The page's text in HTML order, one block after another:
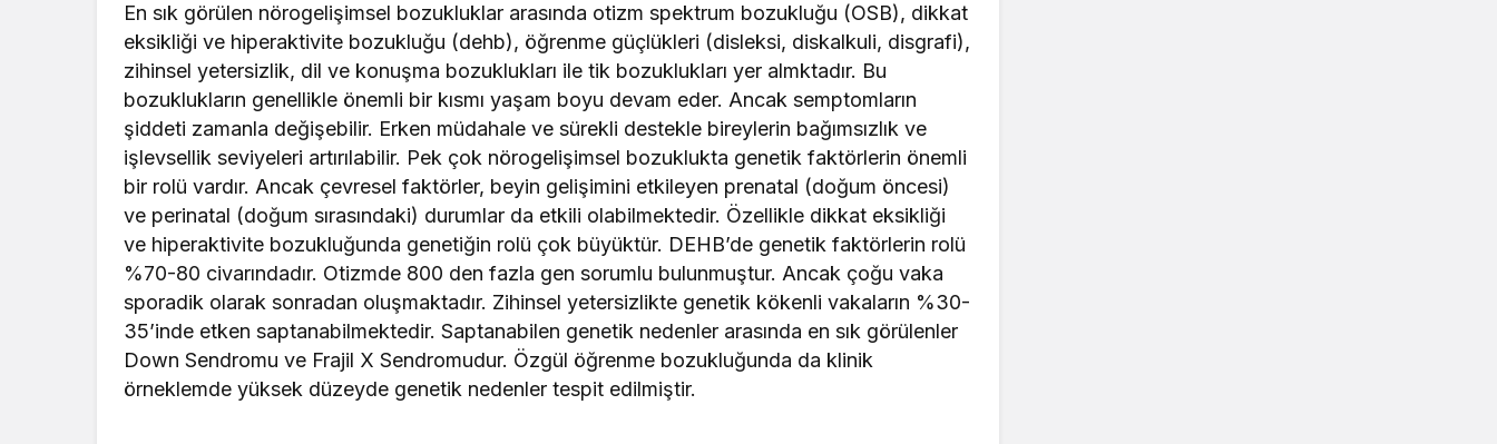
En sık görülen nörogelişimsel bozukluklar arasında otizm spektrum bozukluğu (OSB), dikkat
eksikliği ve hiperaktivite bozukluğu (dehb), öğrenme güçlükleri (disleksi, diskalkuli, disgrafi),
zihinsel yetersizlik, dil ve konuşma bozuklukları ile tik bozuklukları yer almktadır. Bu
bozuklukların genellikle önemli bir kısmı yaşam boyu devam eder. Ancak semptomların
şiddeti zamanla değişebilir. Erken müdahale ve sürekli destekle bireylerin bağımsızlık ve
işlevsellik seviyeleri artırılabilir. Pek çok nörogelişimsel bozuklukta genetik faktörlerin önemli
bir rolü vardır. Ancak çevresel faktörler, beyin gelişimini etkileyen prenatal (doğum öncesi)
ve perinatal (doğum sırasındaki) durumlar da etkili olabilmektedir. Özellikle dikkat eksikliği
ve hiperaktivite bozukluğunda genetiğin rolü çok büyüktür. DEHB’de genetik faktörlerin rolü
%70-80 civarındadır. Otizmde 800 den fazla gen sorumlu bulunmuştur. Ancak çoğu vaka
sporadik olarak sonradan oluşmaktadır. Zihinsel yetersizlikte genetik kökenli vakaların %30-
35’inde etken saptanabilmektedir. Saptanabilen genetik nedenler arasında en sık görülenler
Down Sendromu ve Frajil X Sendromudur. Özgül öğrenme bozukluğunda da klinik
örneklemde yüksek düzeyde genetik nedenler tespit edilmiştir.